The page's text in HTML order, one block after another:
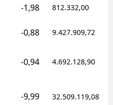
-1,98 812.332,00
-0,88 9.427.909,72
-0,94 4.692.128,90
-9,99 32.509.119,08